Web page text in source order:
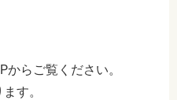
らご覧ください。
す。